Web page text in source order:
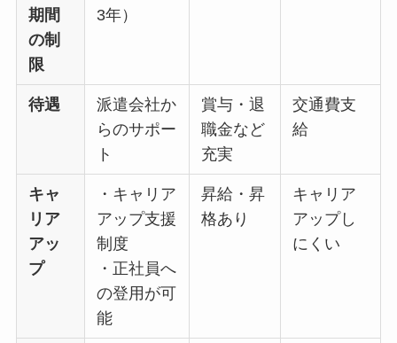
期間
の制
限
3年）
待遇
派遣会社か
らのサポー
ト
賞与・退
職金など
充実
交通費支
給
キャ
リア
アッ
プ
・キャリア
アップ支援
制度
・正社員へ
の登用が可
能
昇給・昇
格あり
キャリア
アップし
にくい